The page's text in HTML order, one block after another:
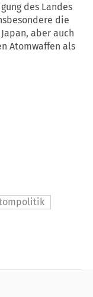
des Landes
die
aber auch
Atomwaffen als